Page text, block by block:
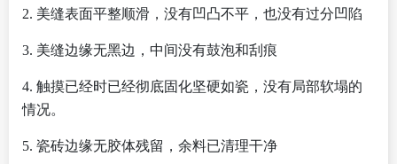
2. 美缝表面平整顺滑，没有凹凸不平，也没有过分凹陷
3. 美缝边缘无黑边，中间没有鼓泡和刮痕
4. 触摸已经时已经彻底固化坚硬如瓷，没有局部软塌的
情况。
5. 瓷砖边缘无胶体残留，余料已清理干净